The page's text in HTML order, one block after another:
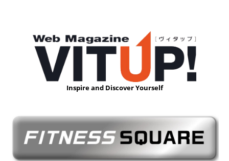
Inspire and Discover Yourself